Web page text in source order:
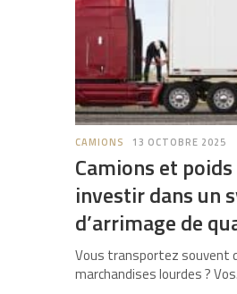
CAMIONS 13 OCTOBRE 2025
Camions et
investir dans un
d’arrimage de
Vous transportez souvent
marchandises lourdes ?